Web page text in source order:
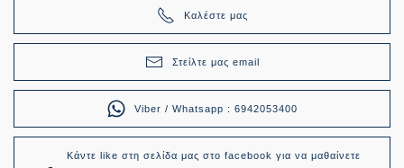
Καλέστε μας
Στείλτε μας email
Viber / Whatsapp : 6942053400
Κάντε like στη σελίδα μας στο facebook για να μαθαίνετε